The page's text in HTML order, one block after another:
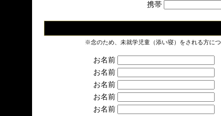
携帯
※念のため、未就学児童（添い寝）をされる方に
お名前
お名前
お名前
お名前
お名前